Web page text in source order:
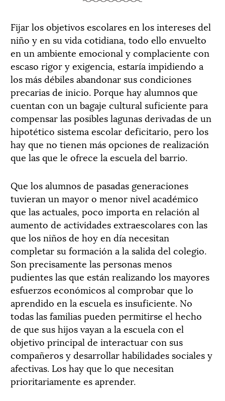
Fijar los objetivos escolares en los intereses del
niño y en su vida cotidiana, todo ello envuelto
en un ambiente emocional y complaciente con
escaso rigor y exigencia, estaría impidiendo a
los más débiles abandonar sus condiciones
precarias de inicio. Porque hay alumnos que
cuentan con un bagaje cultural suficiente para
compensar las posibles lagunas derivadas de un
hipotético sistema escolar deficitario, pero los
hay que no tienen más opciones de realización
que las que le ofrece la escuela del barrio.
Que los alumnos de pasadas generaciones
tuvieran un mayor o menor nivel académico
que las actuales, poco importa en relación al
aumento de actividades extraescolares con las
que los niños de hoy en día necesitan
completar su formación a la salida del colegio.
Son precisamente las personas menos
pudientes las que están realizando los mayores
esfuerzos económicos al comprobar que lo
aprendido en la escuela es insuficiente. No
todas las familias pueden permitirse el hecho
de que sus hijos vayan a la escuela con el
objetivo principal de interactuar con sus
compañeros y desarrollar habilidades sociales y
afectivas. Los hay que lo que necesitan
prioritariamente es aprender.